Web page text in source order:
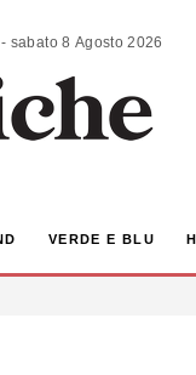
ANALISI | COMMENTI | SCENARI - sabato 8 Agosto 2026
VERDE E BLU